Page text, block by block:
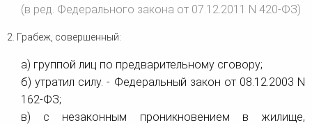
(в ред. Федерального закона от 07.12.2011 N 420-ФЗ)
2. Грабеж, совершенный:
а) группой лиц по предварительному сговору;
б) утратил силу. - Федеральный закон от 08.12.2003 N
162-ФЗ;
в) с незаконным проникновением в жилище,